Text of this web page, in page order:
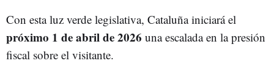
Con esta luz verde legislativa, Cataluña iniciará el
próximo 1 de abril de 2026 una escalada en la presión
fiscal sobre el visitante.